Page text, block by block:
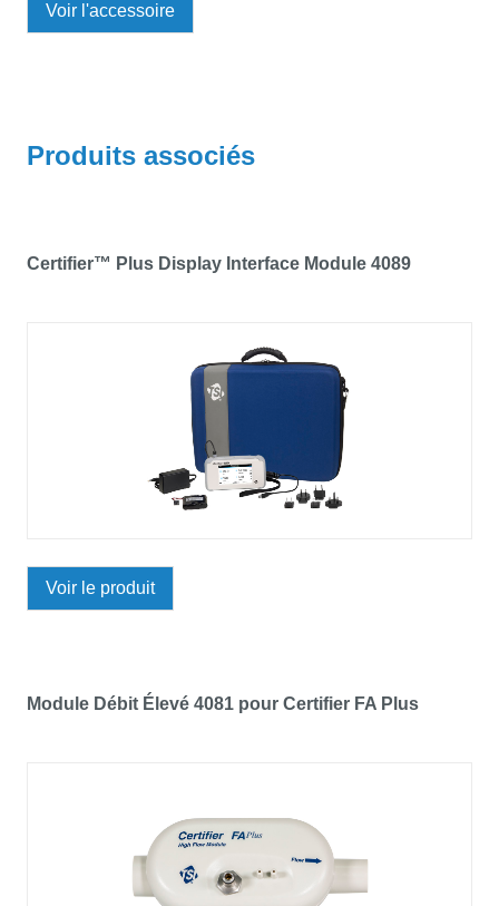
Voir l'accessoire
Produits associés
Certifier™ Plus Display Interface Module 4089
Voir le produit
Module Débit Élevé 4081 pour Certifier FA Plus